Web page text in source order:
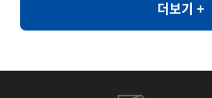
와 같이 민감한 정보의 활용도가 제한되
질의 데이터 분석을 지원할 수 있습니다. [개요] - 한국인의 자가 정신
더보기 +